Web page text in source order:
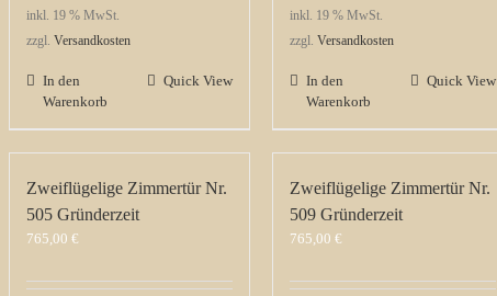
inkl. 19 % MwSt.
zzgl. Versandkosten
In den
Warenkorb
Quick View
inkl. 19 % MwSt.
zzgl. Versandkosten
In den
Warenkorb
Quick View
Zweiflügelige Zimmertür Nr.
505 Gründerzeit
765,00 €
Zweiflügelige Zimmertür Nr.
509 Gründerzeit
765,00 €